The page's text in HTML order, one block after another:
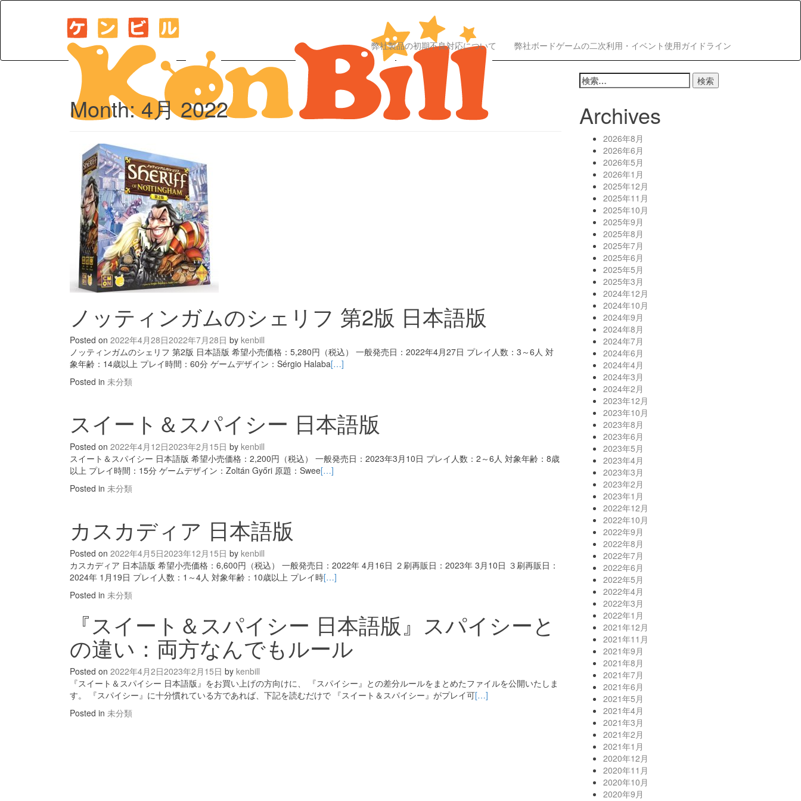
弊社製品の初期不良対応について 弊社ボードゲームの二次利用・イベント使用ガイドライン
Month:4月 2022
ノッティンガムのシェリフ 第2版 日本語版
Posted on 2022年4月28日2022年7月28日 by kenbill
ノッティンガムのシェリフ 第2版 日本語版 希望小売価格：5,280円（税込） 一般発売日：2022年4月27日 プレイ人数：3～6人 対
象年齢：14歳以上 プレイ時間：60分 ゲームデザイン：Sérgio Halaba[…]
Posted in 未分類
スイート＆スパイシー 日本語版
Posted on 2022年4月12日2023年2月15日 by kenbill
スイート＆スパイシー 日本語版 希望小売価格：2,200円（税込） 一般発売日：2023年3月10日 プレイ人数：2～6人 対象年齢：8歳
以上 プレイ時間：15分 ゲームデザイン：Zoltán Győri 原題：Swee[…]
Posted in 未分類
カスカディア 日本語版
Posted on 2022年4月5日2023年12月15日 by kenbill
カスカディア 日本語版 希望小売価格：6,600円（税込） 一般発売日：2022年 4月16日 ２刷再販日：2023年 3月10日 ３刷再販日：
2024年 1月19日 プレイ人数：1～4人 対象年齢：10歳以上 プレイ時[…]
Posted in 未分類
『スイート＆スパイシー 日本語版』スパイシーと
の違い：両方なんでもルール
Posted on 2022年4月2日2023年2月15日 by kenbill
『スイート＆スパイシー 日本語版』をお買い上げの方向けに、 『スパイシー』との差分ルールをまとめたファイルを公開いたしま
す。 『スパイシー』に十分慣れている方であれば、下記を読むだけで 『スイート＆スパイシー』がプレイ可[…]
Posted in 未分類
検
索:
Archives
2026年8月
2026年6月
2026年5月
2026年1月
2025年12月
2025年11月
2025年10月
2025年9月
2025年8月
2025年7月
2025年6月
2025年5月
2025年3月
2024年12月
2024年10月
2024年9月
2024年8月
2024年7月
2024年6月
2024年4月
2024年3月
2024年2月
2023年12月
2023年10月
2023年8月
2023年6月
2023年5月
2023年4月
2023年3月
2023年2月
2023年1月
2022年12月
2022年10月
2022年9月
2022年8月
2022年7月
2022年6月
2022年5月
2022年4月
2022年3月
2022年1月
2021年12月
2021年11月
2021年9月
2021年8月
2021年7月
2021年6月
2021年5月
2021年4月
2021年3月
2021年2月
2021年1月
2020年12月
2020年11月
2020年10月
2020年9月